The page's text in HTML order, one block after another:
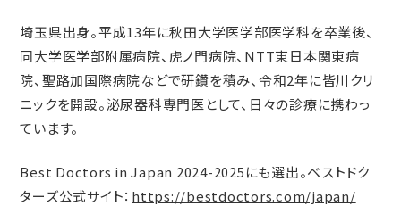
埼玉県出身。平成13年に秋田大学医学部医学科を卒業後、
同大学医学部附属病院、虎ノ門病院、NTT東日本関東病
院、聖路加国際病院などで研鑽を積み、令和2年に皆川クリ
ニックを開設。泌尿器科専門医として、日々の診療に携わっ
ています。
Best Doctors in Japan 2024-2025にも選出。ベストドク
ターズ公式サイト： https://bestdoctors.com/japan/